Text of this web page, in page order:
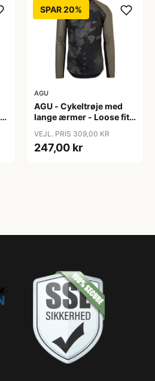
SPAR 20%
AGU
AGU - Cykeltrøje med
lange ærmer - Loose fit -
VEJL. PRIS 309,00 KR
247,00 kr